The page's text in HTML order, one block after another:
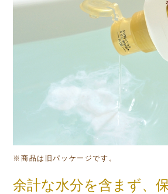
※商品は旧パッケージです。
余計な水分を含まず、